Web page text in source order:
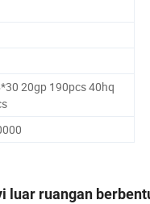
20gp 190pcs 40hq
luar ruangan